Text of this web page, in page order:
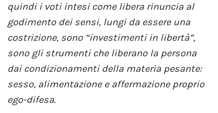
quindi i voti intesi come libera rinuncia al
godimento dei sensi, lungi da essere una
costrizione, sono “investimenti in libertà”,
sono gli strumenti che liberano la persona
dai condizionamenti della materia pesante:
sesso, alimentazione e affermazione proprio
ego-difesa.